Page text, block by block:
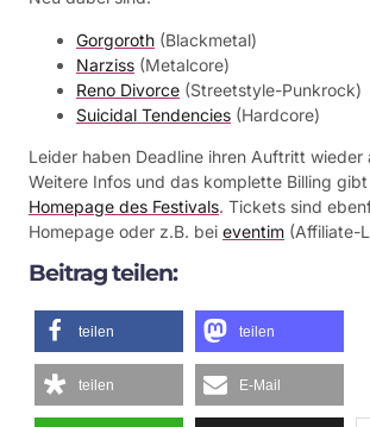
Gorgoroth (Blackmetal)
Narziss (Metalcore)
Reno Divorce (Streetstyle-Punkrock)
Suicidal Tendencies (Hardcore)
Leider haben Deadline ihren Auftritt wieder
Weitere Infos und das komplette Billing
Homepage des Festivals. Tickets sind
Homepage oder z.B. bei eventim (Affiliate-
Beitrag teilen:
teilen teilen
teilen E-Mail